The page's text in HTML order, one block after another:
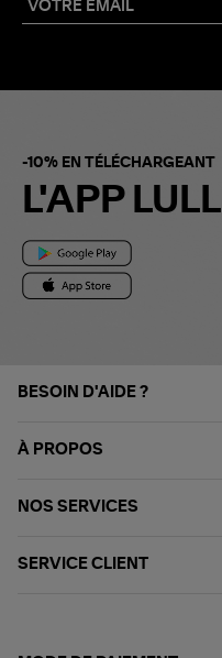
-10% EN TÉLÉCHARGEANT
L'APP LULLI
BESOIN D'AIDE ?
À PROPOS
NOS SERVICES
SERVICE CLIENT